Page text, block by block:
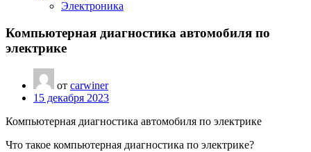
Электроника
Компьютерная диагностика автомобиля по
электрике
от carwiner
15 декабря 2023
Компьютерная диагностика автомобиля по электрике
Что такое компьютерная диагностика по электрике?